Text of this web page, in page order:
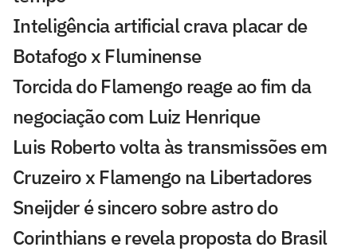
Inteligência artificial crava placar de
Botafogo x Fluminense
Torcida do Flamengo reage ao fim da
negociação com Luiz Henrique
Luis Roberto volta às transmissões em
Cruzeiro x Flamengo na Libertadores
Sneijder é sincero sobre astro do
Corinthians e revela proposta do Brasil